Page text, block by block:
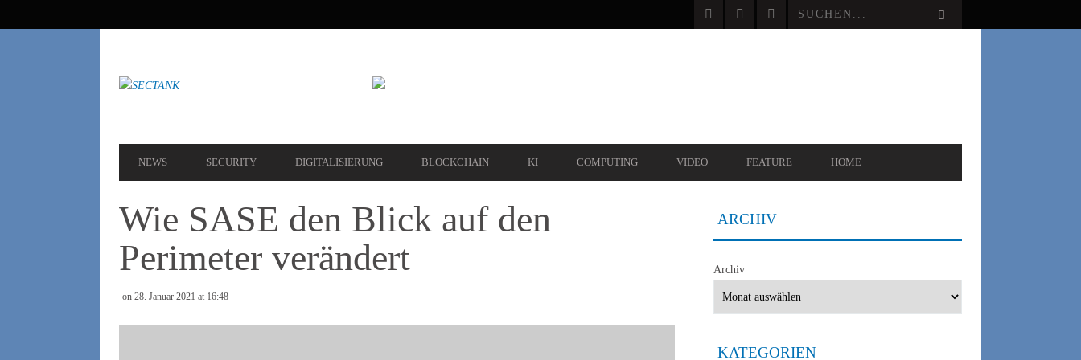
NAVIGATION
NAVIGATION
NEWS SECURITY DIGITALISIERUNG BLOCKCHAIN KI COMPUTING VIDEO FEATURE HOME
Wie SASE den Blick auf den
Perimeter verändert
on 28. Januar 2021 at 16:48
ARCHIV
Archiv
KATEGORIEN